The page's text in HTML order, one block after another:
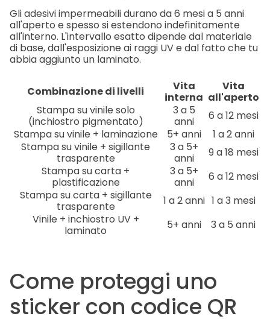
Gli adesivi impermeabili durano da 6 mesi a 5 anni
all'aperto e spesso si estendono indefinitamente
all'interno. L'intervallo esatto dipende dal materiale
di base, dall'esposizione ai raggi UV e dal fatto che tu
abbia aggiunto un laminato.
Combinazione di livelli
Vita
interna
Vita
all'aperto
Stampa su vinile solo
(inchiostro pigmentato)
3 a 5
anni
6 a 12 mesi
Stampa su vinile + laminazione
5+ anni
1 a 2 anni
Stampa su vinile + sigillante
trasparente
3 a 5+
anni
9 a 18 mesi
Stampa su carta +
plastificazione
3 a 5+
anni
6 a 12 mesi
Stampa su carta + sigillante
trasparente
1 a 2 anni 1 a 3 mesi
Vinile + inchiostro UV +
laminato
5+ anni 3 a 5 anni
Come proteggi uno
sticker con codice QR